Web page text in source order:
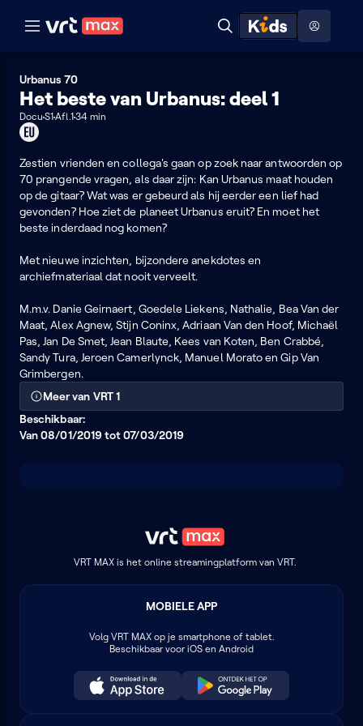
Naar hoofdinhoud Naar audiodescriptie Naar help
Zoeken
ontdekken
Urbanus 70
Het beste van Urbanus: deel 1
DocuS1Afl.134 min
Dit
kan
je
enkel
in
de
bekijken
Zestien vrienden en collega's gaan op zoek naar antwoorden op
70 prangende vragen, als daar zijn: Kan Urbanus maat houden
op de gitaar? Wat was er gebeurd als hij eerder een lief had
gevonden? Hoe ziet de planeet Urbanus eruit? En moet het
beste inderdaad nog komen?
Met nieuwe inzichten, bijzondere anekdotes en
archiefmateriaal dat nooit verveelt.
M.m.v. Danie Geirnaert, Goedele Liekens, Nathalie, Bea Van der
Maat, Alex Agnew, Stijn Coninx, Adriaan Van den Hoof, Michaël
Pas, Jan De Smet, Jean Blaute, Kees van Koten, Ben Crabbé,
Sandy Tura, Jeroen Camerlynck, Manuel Morato en Gip Van
Grimbergen.
Meer van VRT 1
Beschikbaar:
Van 08/01/2019 tot 07/03/2019
VRT MAX is het online streamingplatform van VRT.
MOBIELE APP
Volg VRT MAXop je smartphone of tablet.
Beschikbaar voor iOS en Android